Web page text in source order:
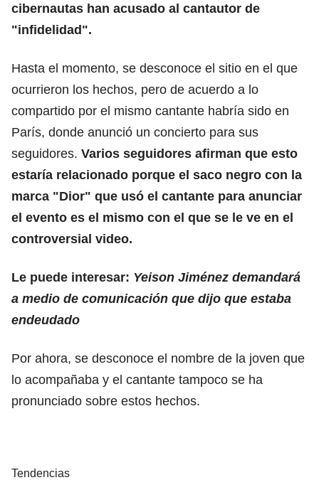
cibernautas han acusado al cantautor de
"infidelidad".
Hasta el momento, se desconoce el sitio en el que
ocurrieron los hechos, pero de acuerdo a lo
compartido por el mismo cantante habría sido en
París, donde anunció un concierto para sus
seguidores. Varios seguidores afirman que esto
estaría relacionado porque el saco negro con la
marca "Dior" que usó el cantante para anunciar
el evento es el mismo con el que se le ve en el
controversial video.
Le puede interesar: Yeison Jiménez demandará
a medio de comunicación que dijo que estaba
endeudado
Por ahora, se desconoce el nombre de la joven que
lo acompañaba y el cantante tampoco se ha
pronunciado sobre estos hechos.
Tendencias